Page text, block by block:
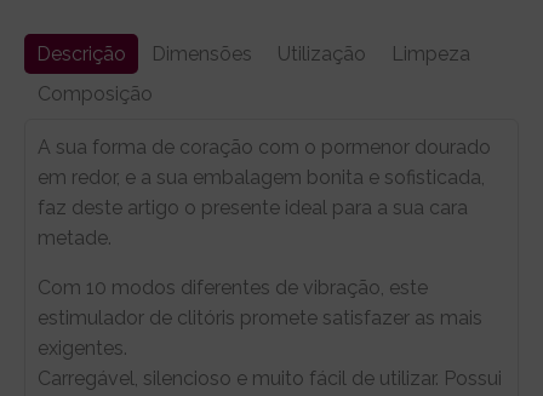
Descrição Dimensões Utilização
Limpeza
Composição
A sua forma de coração com o pormenor dourado
em redor, e a sua embalagem bonita e sofisticada,
faz deste artigo o presente ideal para a sua cara
metade.
Com 10 modos diferentes de vibração, este
estimulador de clitóris promete satisfazer as mais
exigentes.
Carregável, silencioso e muito fácil de utilizar. Possui